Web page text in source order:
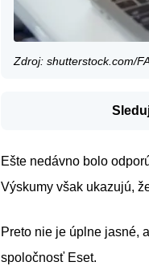
Zdroj: shutterstock.com/
Ešte nedávno bolo
Výskumy však ukazujú,
Preto nie je úplne jasné,
spoločnosť Eset.